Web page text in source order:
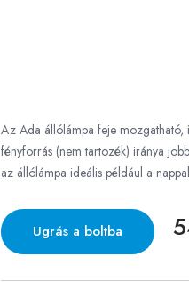
Az Ada állólámpa feje
fényforrás (nem tartozék) iránya
az állólámpa ideális például a
Ugrás a boltba